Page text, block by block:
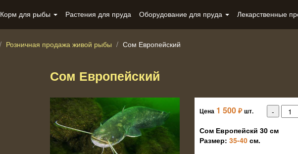
Корм для рыбы Растения для пруда Оборудование для пруда Лекарственные
Розничная продажа живой рыбы Сом Европейский
Сом Европейский
Цена 1 500 ₽ шт.
Сом Европейскй 30 см
Размер: 35-40 см.